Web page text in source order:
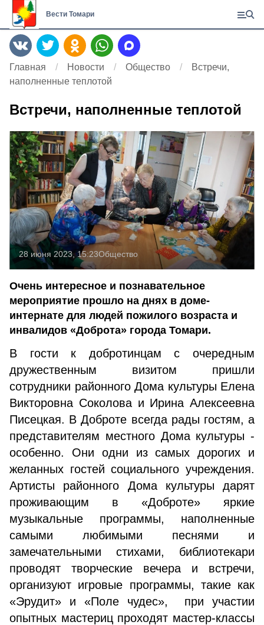
Вести Томари
Главная Новости Общество
Встречи,
наполненные теплотой
Встречи, наполненные теплотой
28 июня 2023, 15:23Общество
Очень интересное и познавательное
мероприятие прошло на днях в доме-
интернате для людей пожилого возраста и
инвалидов «Доброта» города Томари.
В гости к добротинцам с очередным
дружественным визитом пришли
сотрудники районного Дома культуры Елена
Викторовна Соколова и Ирина Алексеевна
Писецкая. В Доброте всегда рады гостям, а
представителям местного Дома культуры -
особенно. Они одни из самых дорогих и
желанных гостей социального учреждения.
Артисты районного Дома культуры дарят
проживающим в «Доброте» яркие
музыкальные программы, наполненные
самыми любимыми песнями и
замечательными стихами, библиотекари
проводят творческие вечера и встречи,
организуют игровые программы, такие как
«Эрудит» и «Поле чудес», при участии
опытных мастериц проходят мастер-классы